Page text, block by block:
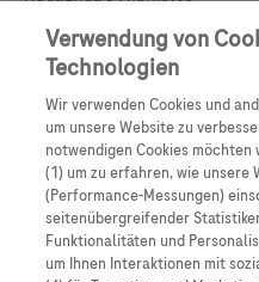
Cookie-Richtlinie
Learn More
Datenschutzerklärung
Cookie-Einstellungen
Verwendung von
Technologien
Wir verwenden Cookies und
um unsere Website zu
notwendigen Cookies
(1) um zu erfahren, wie unsere
(Performance-Messungen)
seitenübergreifender
Funktionalitäten und
um Ihnen Interaktionen mit